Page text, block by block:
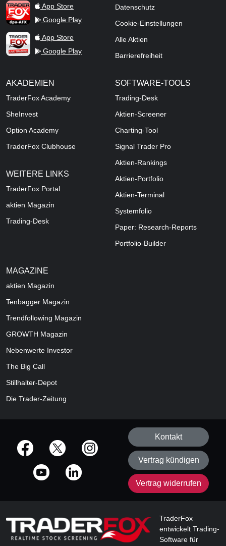
TraderFox dpa-AFX ProFeed
App Store
Google Play
TraderFox Live Trading
App Store
Google Play
Datenschutz
Cookie-Einstellungen
Alle Aktien
Barrierefreiheit
AKADEMIEN
TraderFox Academy
SheInvest
Option Academy
TraderFox Clubhouse
WEITERE LINKS
TraderFox Portal
aktien Magazin
Trading-Desk
SOFTWARE-TOOLS
Trading-Desk
Aktien-Screener
Charting-Tool
Signal Trader Pro
Aktien-Rankings
Aktien-Portfolio
Aktien-Terminal
Systemfolio
Paper: Research-Reports
Portfolio-Builder
MAGAZINE
aktien Magazin
Tenbagger Magazin
Trendfollowing Magazin
GROWTH Magazin
Nebenwerte Investor
The Big Call
Stillhalter-Depot
Die Trader-Zeitung
offizielle Social Media-Accounts
Kontakt
Vertrag kündigen
Vertrag widerrufen
TraderFox
entwickelt Trading-
Software für